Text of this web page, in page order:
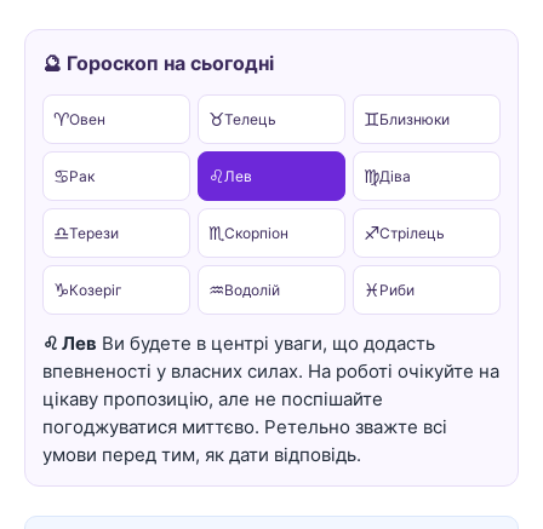
🔮 Гороскоп на сьогодні
♈Овен ♉Телець ♊Близнюки
♋Рак ♌ Лев ♍Діва
♎Терези ♏Скорпіон ♐Стрілець
♑Козеріг ♒Водолій ♓ Риби
♌ Лев Ви будете в центрі уваги, що додасть
впевненості у власних силах. На роботі очікуйте на
цікаву пропозицію, але не поспішайте
погоджуватися миттєво. Ретельно зважте всі
умови перед тим, як дати відповідь.